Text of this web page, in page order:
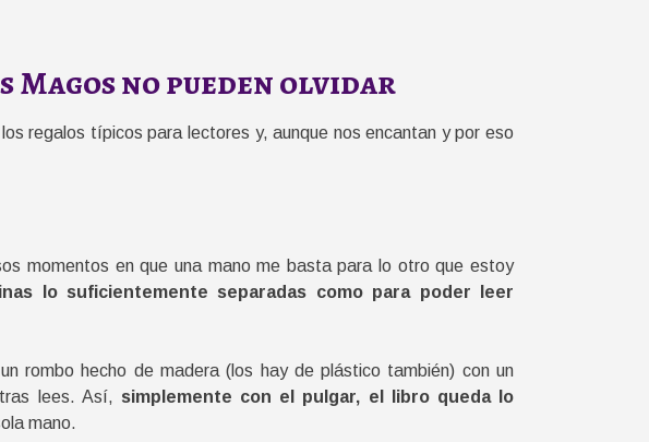
Magos no pueden olvidar
regalos típicos para lectores y, aunque nos encantan y por eso
momentos en que una mano me basta para lo otro que estoy
lo suficientemente separadas como para poder leer
rombo hecho de madera (los hay de plástico también) con un
lees. Así, simplemente con el pulgar, el libro queda lo
mano.